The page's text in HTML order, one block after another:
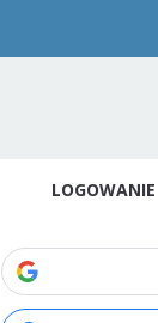
LOGOWANIE